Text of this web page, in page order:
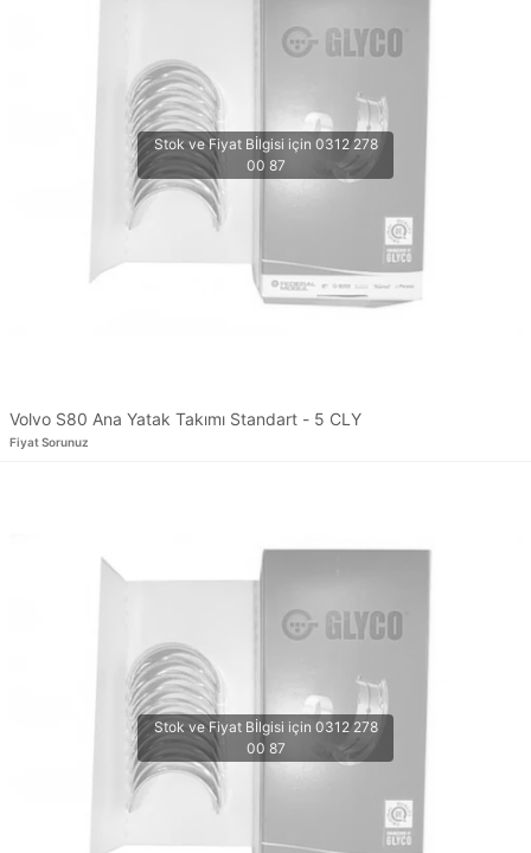
Volvo S80 Ana Yatak Takımı Standart - 5 CLY
Fiyat Sorunuz